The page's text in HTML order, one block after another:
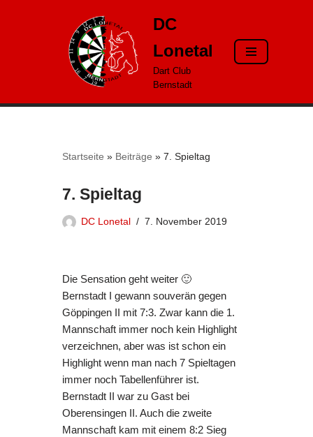
DC
Lonetal
Dart Club
Bernstadt
Startseite » Beiträge » 7. Spieltag
7. Spieltag
DC Lonetal 7. November 2019
Die Sensation geht weiter 🙂
Bernstadt I gewann souverän gegen
Göppingen II mit 7:3. Zwar kann die 1.
Mannschaft immer noch kein Highlight
verzeichnen, aber was ist schon ein
Highlight wenn man nach 7 Spieltagen
immer noch Tabellenführer ist.
Bernstadt II war zu Gast bei
Oberensingen II. Auch die zweite
Mannschaft kam mit einem 8:2 Sieg